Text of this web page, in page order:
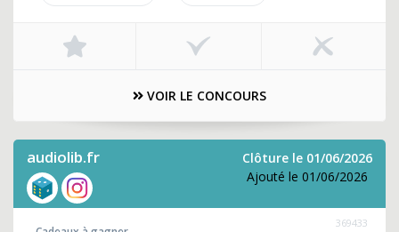
VOIR LE CONCOURS
audiolib.fr
Clôture le 01/06/2026
Ajouté le 01/06/2026
369433